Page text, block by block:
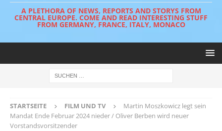
A PLETHORA OF NEWS, REPORTS AND STORYS FROM
CENTRAL EUROPE. COME AND READ INTERESTING STUFF
FROM GERMANY, FRANCE, ITALY, MONACO
STARTSEITE FILM UND TV
Martin Moszkowicz legt sein
Mandat Ende Februar 2024 nieder / Oliver Berben wird neuer
Vorstandsvorsitzender